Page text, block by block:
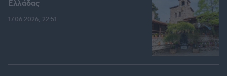
Ελλάδας
17.06.2026, 22:51